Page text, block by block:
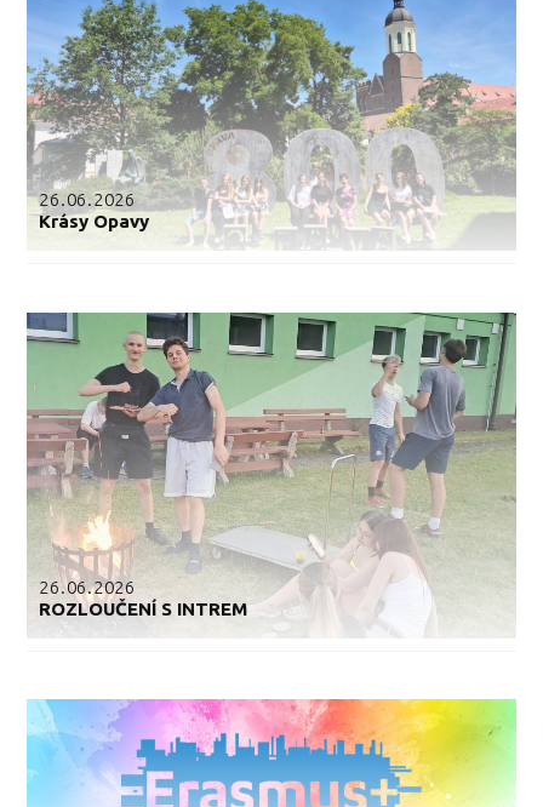
26.06.2026
Krásy Opavy
26.06.2026
ROZLOUČENÍ S INTREM